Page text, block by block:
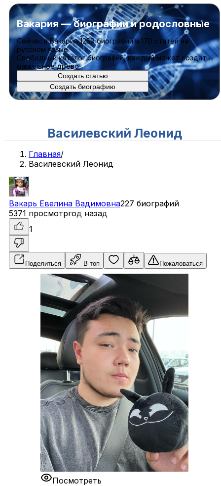
Вакария — биографии и родословные
Cейчас в Вакарии1259 биографийи170 статейна
русском языке
Свободный каталог биографий, каждый может создать
фамильное древо
Создать статью
Создать биографию
Василевский Леонид
Главная/
Василевский Леонид
Вакарь Евелина Вадимовна227 биографий
5371 просмотргод назад
1
Поделиться В топ Пожаловаться
Посмотреть